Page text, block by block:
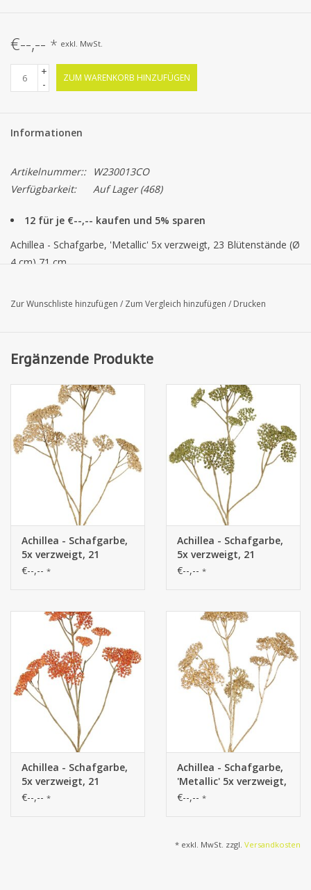
€--,-- * exkl. MwSt.
+
-
ZUM WARENKORB HINZUFÜGEN
Informationen
Artikelnummer::
W230013CO
Verfügbarkeit:
Auf Lager(468)
12 für je €--,-- kaufen und 5% sparen
Achillea - Schafgarbe, 'Metallic' 5x verzweigt, 23 Blütenstände (Ø
4 cm) 71 cm
Zur Wunschliste hinzufügen / Zum Vergleich hinzufügen / Drucken
Ergänzende Produkte
Achillea - Schafgarbe,
5x verzweigt, 21
Blütenstände (Ø 4 cm),
€--,-- *
Achillea - Schafgarbe,
5x verzweigt, 21
Blütenstände (Ø 4 cm),
€--,-- *
Achillea - Schafgarbe,
5x verzweigt, 21
Blütenstände (Ø 4 cm),
€--,-- *
Achillea - Schafgarbe,
'Metallic' 5x verzweigt,
23 Blütenstände (Ø 4
€--,-- *
* exkl. MwSt. zzgl. Versandkosten